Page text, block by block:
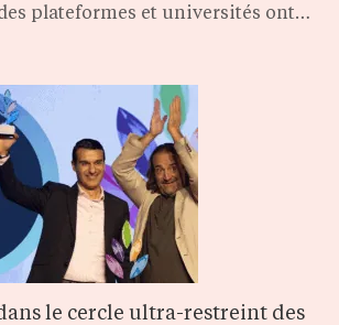
plateformes et universités ont…
le cercle ultra-restreint des